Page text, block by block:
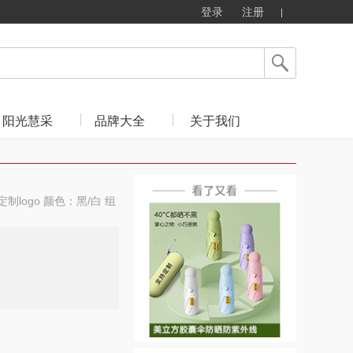
登录 注册
阳光慧采 品牌大全 关于我们
制logo 颜色：黑/白 组